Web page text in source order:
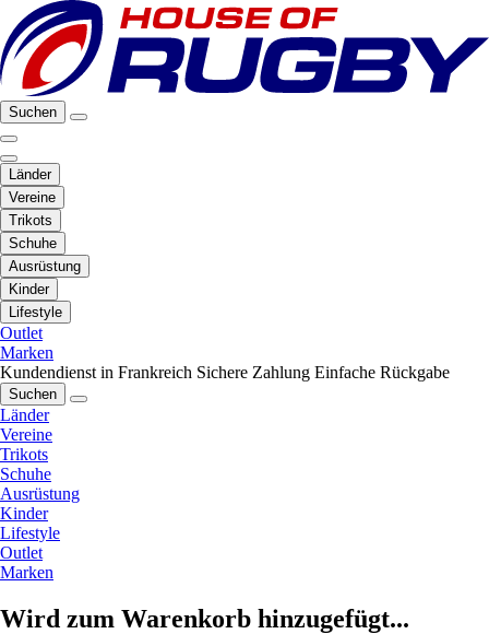
Suchen
Länder
Vereine
Trikots
Schuhe
Ausrüstung
Kinder
Lifestyle
Outlet
Marken
Kundendienst in Frankreich Sichere Zahlung Einfache Rückgabe
Suchen
Länder
Vereine
Trikots
Schuhe
Ausrüstung
Kinder
Lifestyle
Outlet
Marken
Wird zum Warenkorb hinzugefügt...